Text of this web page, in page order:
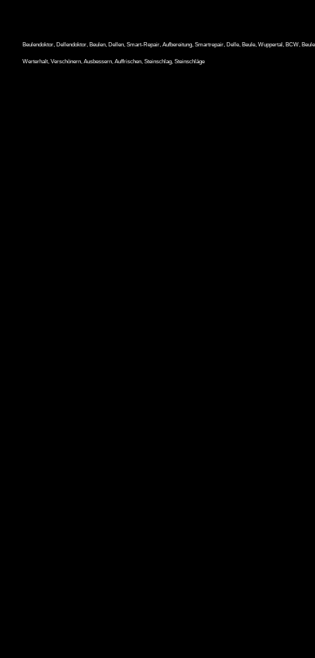
Beulendoktor, Dellendoktor, Beulen, Dellen, Smart-Repair, Aufbereitung, Smartrepair, Delle, Beule, Wuppertal, BCW,
Werterhalt, Verschönern, Ausbessern, Auffrischen, Steinschlag, Steinschläge